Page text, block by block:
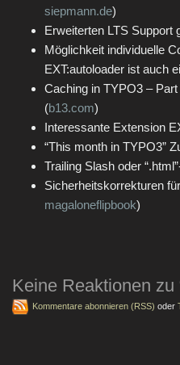
siepmann.de)
Erweiterten LTS Support
Möglichkeit individuelle
EXT:autoloader ist auch
Caching in TYPO3 –
(b13.com)
Interessante Extension
“This month in TYPO3”
Trailing Slash oder
Sicherheitskorrekturen
magaloneflipbook)
Keine Reaktionen
Kommentare abonnieren (RSS) oder